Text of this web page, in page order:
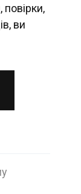
повірки,
ви